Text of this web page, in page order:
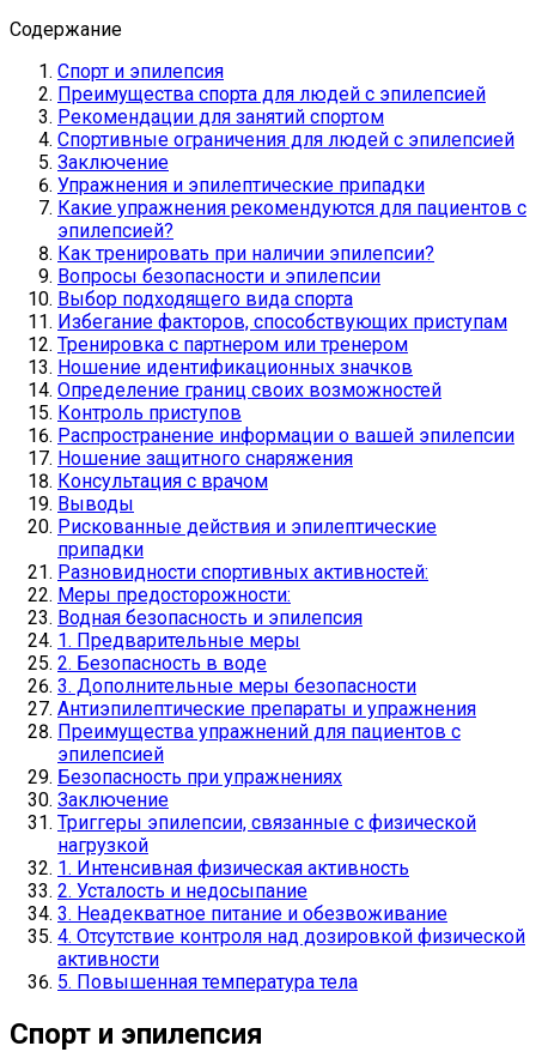
Содержание
Спорт и эпилепсия
Преимущества спорта для людей с эпилепсией
Рекомендации для занятий спортом
Спортивные ограничения для людей с эпилепсией
Заключение
Упражнения и эпилептические припадки
Какие упражнения рекомендуются для пациентов с
эпилепсией?
Как тренировать при наличии эпилепсии?
Вопросы безопасности и эпилепсии
Выбор подходящего вида спорта
Избегание факторов, способствующих приступам
Тренировка с партнером или тренером
Ношение идентификационных значков
Определение границ своих возможностей
Контроль приступов
Распространение информации о вашей эпилепсии
Ношение защитного снаряжения
Консультация с врачом
Выводы
Рискованные действия и эпилептические
припадки
Разновидности спортивных активностей:
Меры предосторожности:
Водная безопасность и эпилепсия
1. Предварительные меры
2. Безопасность в воде
3. Дополнительные меры безопасности
Антиэпилептические препараты и упражнения
Преимущества упражнений для пациентов с
эпилепсией
Безопасность при упражнениях
Заключение
Триггеры эпилепсии, связанные с физической
нагрузкой
1. Интенсивная физическая активность
2. Усталость и недосыпание
3. Неадекватное питание и обезвоживание
4. Отсутствие контроля над дозировкой физической
активности
5. Повышенная температура тела
Спорт и эпилепсия